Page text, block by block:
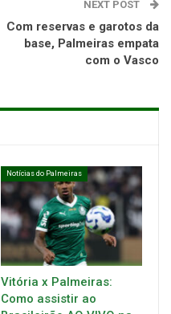
NEXT POST
Com reservas e garotos da
base, Palmeiras empata
com o Vasco
Notícias do Palmeiras
Vitória x Palmeiras:
Como assistir ao